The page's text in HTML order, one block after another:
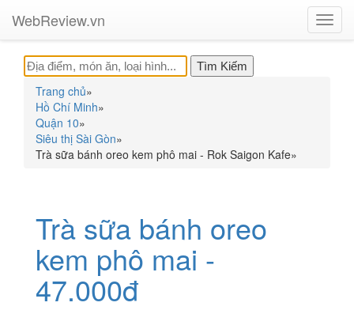
WebReview.vn
Trang chủ»
Hồ Chí Minh»
Quận 10»
Siêu thị Sài Gòn»
Trà sữa bánh oreo kem phô mai - Rok Saigon Kafe»
Trà sữa bánh oreo
kem phô mai -
47.000đ